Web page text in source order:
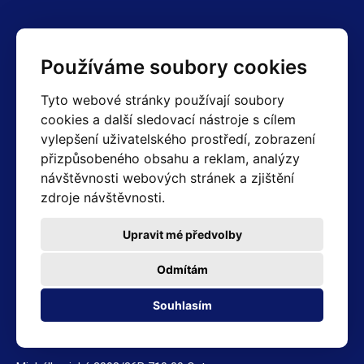
Používáme soubory cookies
Tyto webové stránky používají soubory
cookies a další sledovací nástroje s cílem
vylepšení uživatelského prostředí, zobrazení
přizpůsobeného obsahu a reklam, analýzy
návštěvnosti webových stránek a zjištění
zdroje návštěvnosti.
Souhlasím
Odmítám
Upravit mé předvolby
+420 603 357 606 +420 605 234 204
info@hotair.cz
Fakturační a expediční oddělení
+420 605 259 759
(Po–Pá: 7:30 – 15:00)
Technické oddělení
Výdej zboží (Ostrava): Po-Pá: 8:00 - 16:00